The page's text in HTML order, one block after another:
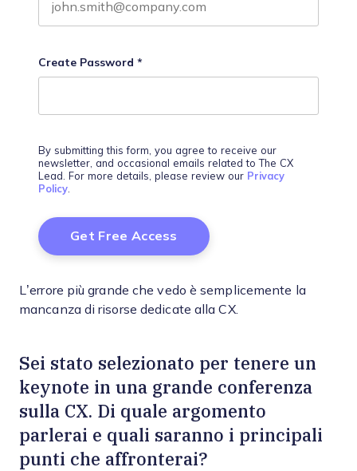
Create Password *
By submitting this form, you agree to receive our
newsletter, and occasional emails related to The CX
Lead. For more details, please review our Privacy
Policy.
L’errore più grande che vedo è semplicemente la
mancanza di risorse dedicate alla CX.
Sei stato selezionato per tenere un
keynote in una grande conferenza
sulla CX. Di quale argomento
parlerai e quali saranno i principali
punti che affronterai?